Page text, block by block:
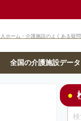
全国の介護施設データ